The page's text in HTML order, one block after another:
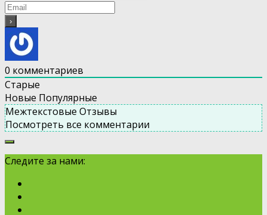
0 комментариев
Старые
Новые Популярные
Межтекстовые Отзывы
Посмотреть все комментарии
Следите за нами: